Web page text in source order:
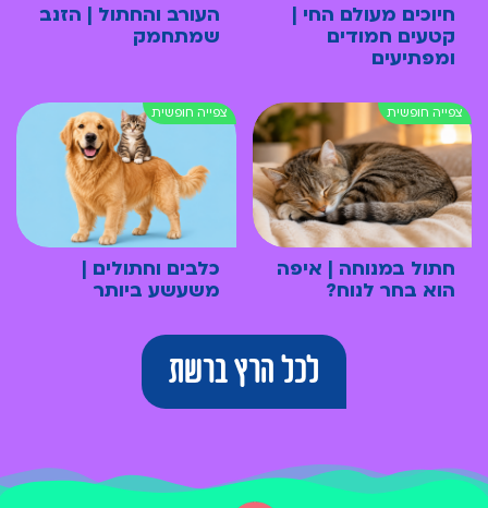
חיוכים מעולם החי |
קטעים חמודים
ומפתיעים
העורב והחתול | הזנב
שמתחמק
חתול במנוחה | איפה
הוא בחר לנוח?
כלבים וחתולים |
משעשע ביותר
לכל הרץ ברשת